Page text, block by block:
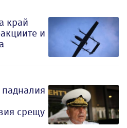
край
и
срещу